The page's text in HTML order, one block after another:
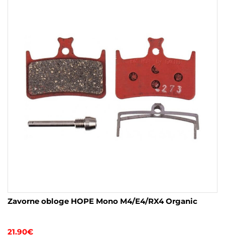
Zavorne obloge HOPE Mono M4/E4/RX4 Organic
21.90€